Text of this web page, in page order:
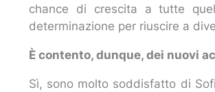
chance di crescita a tutte
determinazione per riuscire a
È contento, dunque, dei nuovi
Sì, sono molto soddisfatto di